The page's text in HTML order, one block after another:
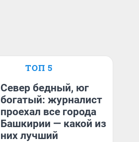
ТОП 5
Север бедный, юг
богатый: журналист
проехал все города
Башкирии — какой из
них лучший